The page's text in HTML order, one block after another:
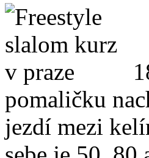
pomaličku
jezdí mezi